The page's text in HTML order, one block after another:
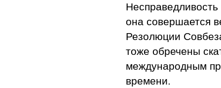
она совершается
Резолюции
тоже обречены
международным
времени.